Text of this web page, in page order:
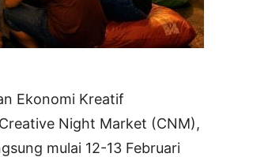
Ekonomi Kreatif
Night Market (CNM),
mulai 12-13 Februari